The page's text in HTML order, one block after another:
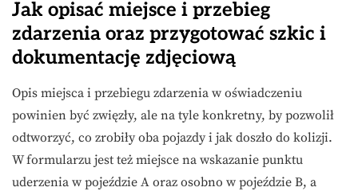
Jak opisać miejsce i przebieg
zdarzenia oraz przygotować szkic i
dokumentację zdjęciową
Opis miejsca i przebiegu zdarzenia w oświadczeniu
powinien być zwięzły, ale na tyle konkretny, by pozwolił
odtworzyć, co zrobiły oba pojazdy i jak doszło do kolizji.
W formularzu jest też miejsce na wskazanie punktu
uderzenia w pojeździe A oraz osobno w pojeździe B, a